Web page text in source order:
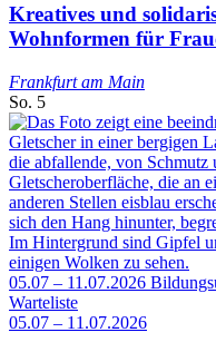
Kreatives und
Wohnformen für
Frankfurt am Main
So. 5
05.07 – 11.07.2026
Warteliste
05.07 – 11.07.2026